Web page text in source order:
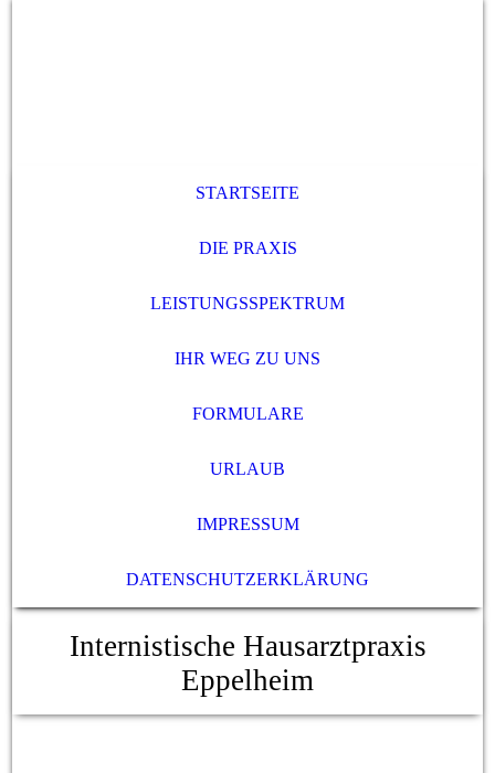
STARTSEITE
DIE PRAXIS
LEISTUNGSSPEKTRUM
IHR WEG ZU UNS
FORMULARE
URLAUB
IMPRESSUM
DATENSCHUTZERKLÄRUNG
Internistische Hausarztpraxis
Eppelheim